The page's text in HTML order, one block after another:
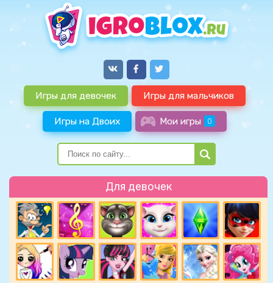
Игры для девочек Игры для мальчиков
Игры на Двоих Мои игры 0
Для девочек